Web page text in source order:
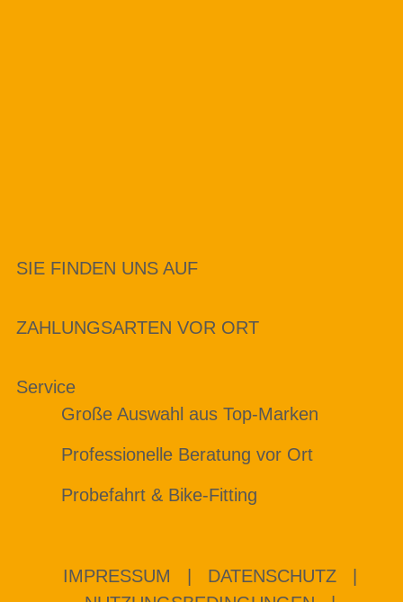
SIE FINDEN UNS AUF
ZAHLUNGSARTEN VOR ORT
Service
Große Auswahl aus Top-Marken
Professionelle Beratung vor Ort
Probefahrt & Bike-Fitting
IMPRESSUM DATENSCHUTZ